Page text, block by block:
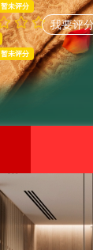
暂未评分
暂未评分
我要评